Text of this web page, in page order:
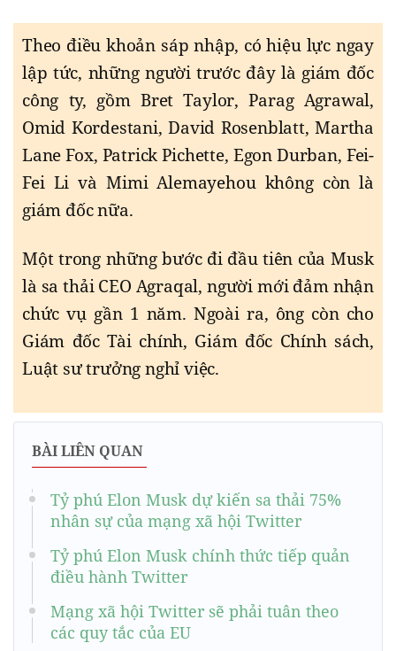
Theo điều khoản sáp nhập, có hiệu lực ngay
lập tức, những người trước đây là giám đốc
công ty, gồm Bret Taylor, Parag Agrawal,
Omid Kordestani, David Rosenblatt, Martha
Lane Fox, Patrick Pichette, Egon Durban, Fei-
Fei Li và Mimi Alemayehou không còn là
giám đốc nữa.
Một trong những bước đi đầu tiên của Musk
là sa thải CEO Agraqal, người mới đảm nhận
chức vụ gần 1 năm. Ngoài ra, ông còn cho
Giám đốc Tài chính, Giám đốc Chính sách,
Luật sư trưởng nghỉ việc.
BÀI LIÊN QUAN
Tỷ phú Elon Musk dự kiến sa thải 75%
nhân sự của mạng xã hội Twitter
Tỷ phú Elon Musk chính thức tiếp quản
điều hành Twitter
Mạng xã hội Twitter sẽ phải tuân theo
các quy tắc của EU